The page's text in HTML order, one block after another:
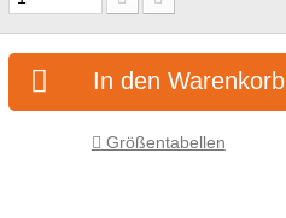
In den Warenkorb
Größentabellen